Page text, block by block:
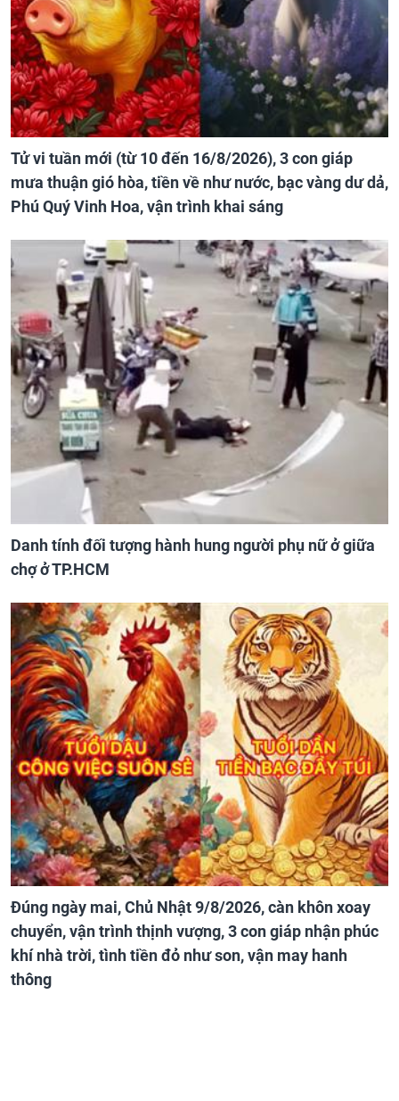
Tử vi tuần mới (từ 10 đến 16/8/2026), 3 con giáp
mưa thuận gió hòa, tiền về như nước, bạc vàng dư dả,
Phú Quý Vinh Hoa, vận trình khai sáng
Danh tính đối tượng hành hung người phụ nữ ở giữa
chợ ở TP.HCM
Đúng ngày mai, Chủ Nhật 9/8/2026, càn khôn xoay
chuyển, vận trình thịnh vượng, 3 con giáp nhận phúc
khí nhà trời, tình tiền đỏ như son, vận may hanh
thông